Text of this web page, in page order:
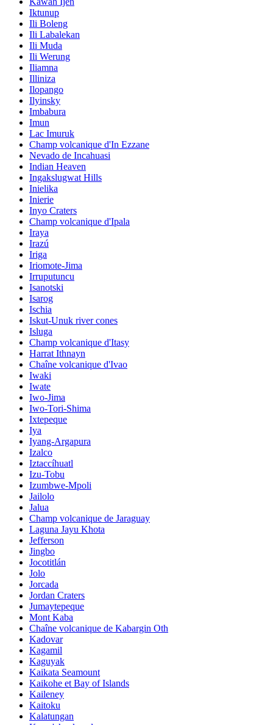
Iktunup
Ili Boleng
Ili Labalekan
Ili Muda
Ili Werung
Iliamna
Illiniza
Ilopango
Ilyinsky
Imbabura
Imun
Lac Imuruk
Champ volcanique d'In Ezzane
Nevado de Incahuasi
Indian Heaven
Ingakslugwat Hills
Inielika
Inierie
Inyo Craters
Champ volcanique d'Ipala
Iraya
Irazú
Iriga
Iriomote-Jima
Irruputuncu
Isanotski
Isarog
Ischia
Iskut-Unuk river cones
Isluga
Champ volcanique d'Itasy
Harrat Ithnayn
Chaîne volcanique d'Ivao
Iwaki
Iwate
Iwo-Jima
Iwo-Tori-Shima
Ixtepeque
Iya
Iyang-Argapura
Izalco
Iztaccíhuatl
Izu-Tobu
Izumbwe-Mpoli
Jailolo
Jalua
Champ volcanique de Jaraguay
Laguna Jayu Khota
Jefferson
Jingbo
Jocotitlán
Jolo
Jorcada
Jordan Craters
Jumaytepeque
Mont Kaba
Chaîne volcanique de Kabargin Oth
Kadovar
Kagamil
Kaguyak
Kaikata Seamount
Kaikohe et Bay of Islands
Kaileney
Kaitoku
Kalatungan